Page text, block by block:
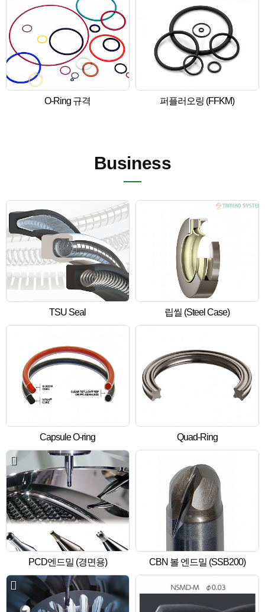
O-Ring 규격 퍼플러오링 (FFKM)
Business
TSU Seal 립씰 (Steel Case)
Capsule O-ring Quad-Ring
PCD엔드밀 (경면용) CBN 볼 엔드밀 (SSB200)